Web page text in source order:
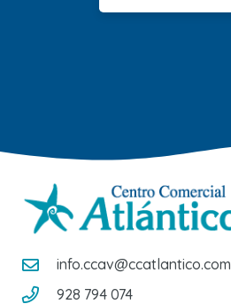
info.ccav@ccatlantico.com
928 794 074